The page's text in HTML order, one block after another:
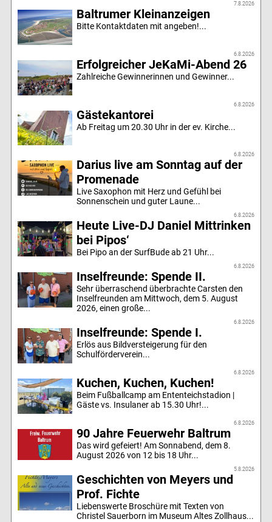
7.8.2026
Baltrumer Kleinanzeigen
Bitte Kontaktdaten mit angeben!...
6.8.2026
Erfolgreicher JeKaMi-Abend 26
Zahlreiche Gewinnerinnen und Gewinner...
6.8.2026
Gästekantorei
Ab Freitag um 20.30 Uhr in der ev. Kirche...
6.8.2026
Darius live am Sonntag auf der
Promenade
Live Saxophon mit Herz und Gefühl bei
Sonnenschein und guter Laune...
6.8.2026
Heute Live-DJ Daniel Mittrinken
bei Pipos‘
Bei Pipo an der SurfBude ab 21 Uhr...
6.8.2026
Inselfreunde: Spende II.
Sehr überraschend überbrachte Carsten den
Inselfreunden am Mittwoch, dem 5. August
2026, einen große...
6.8.2026
Inselfreunde: Spende I.
Erlös aus Bildversteigerung für den
Schulförderverein...
6.8.2026
Kuchen, Kuchen, Kuchen!
Beim Fußballcamp am Ententeichstadion |
Gäste vs. Insulaner ab 15.30 Uhr!...
6.8.2026
90 Jahre Feuerwehr Baltrum
Das wird gefeiert! Am Sonnabend, dem 8.
August 2026 von 12 bis 18 Uhr...
5.8.2026
Geschichten von Meyers und
Prof. Fichte
Liebenswerte Broschüre mit Texten von
Christel Sauerborn im Museum Altes Zollhaus...